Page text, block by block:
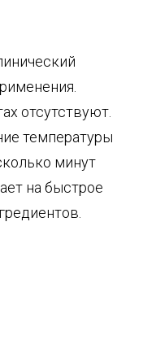
отсутствуют.
температуры
минут
на быстрое